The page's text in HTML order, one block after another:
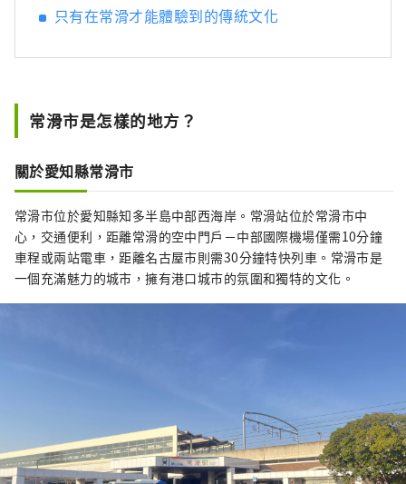
只有在常滑才能體驗到的傳統文化
常滑市是怎樣的地方？
關於愛知縣常滑市
常滑市位於愛知縣知多半島中部西海岸。常滑站位於常滑市中
心，交通便利，距離常滑的空中門戶－中部國際機場僅需10分鐘
車程或兩站電車，距離名古屋市則需30分鐘特快列車。常滑市是
一個充滿魅力的城市，擁有港口城市的氛圍和獨特的文化。